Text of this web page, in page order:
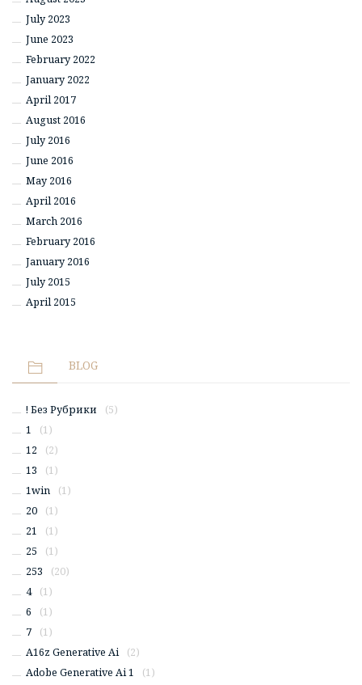
July 2023
June 2023
February 2022
January 2022
April 2017
August 2016
July 2016
June 2016
May 2016
April 2016
March 2016
February 2016
January 2016
July 2015
April 2015
BLOG
! Без Рубрики
(5)
1
(1)
12
(2)
13
(1)
1win
(1)
20
(1)
21
(1)
25
(1)
253
(20)
4
(1)
6
(1)
7
(1)
A16z Generative Ai
(2)
Adobe Generative Ai 1
(1)